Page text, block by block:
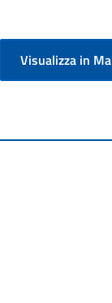
Visualizza in